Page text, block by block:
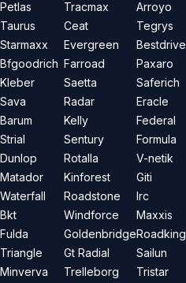
Petlas
Taurus
Starmaxx
Bfgoodrich
Kleber
Sava
Barum
Strial
Dunlop
Matador
Waterfall
Bkt
Fulda
Triangle
Minverva
Tracmax
Ceat
Evergreen
Farroad
Saetta
Radar
Kelly
Sentury
Rotalla
Kinforest
Roadstone
Windforce
Goldenbridge
Gt Radial
Trelleborg
Arroyo
Tegrys
Bestdrive
Paxaro
Saferich
Eracle
Federal
Formula
V-netik
Giti
Irc
Maxxis
Roadking
Sailun
Tristar